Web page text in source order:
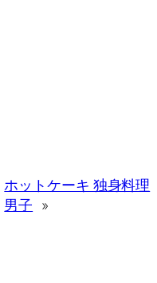
ホットケーキ 独身料理
男子 »